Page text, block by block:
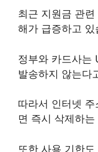
최근 지원금 관
해가 급증하고 있
정부와 카드사는
발송하지 않는다
따라서 인터넷
면 즉시 삭제하
또한 사용 기한